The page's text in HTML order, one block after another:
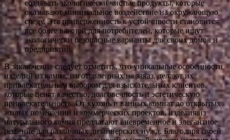
создавать экологически чистые продукты, которые
оказывают минимальное воздействие на окружающую
среду. Эта приверженность к устойчивости становится
все более важной для потребителей, которые ищут
экологически безопасные варианты для своих домов и
предприятий.
В заключение следует отметить, что уникальные особенности
изделий из камня, изготовленных на заказ, делают их
привлекательным выбором для взыскательных клиентов,
которые ценят качество, долговечность и эстетическую
привлекательность. От кухонь и ванных комнат до открытых
жилых помещений и коммерческих проектов, изделия из
натурального камня предлагают вневременное и элегантное
решение для различных дизайнерских нужд. Благодаря своей